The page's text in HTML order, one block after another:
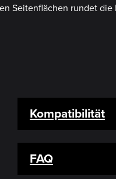
Seitenflächen rundet die
Kompatibilität
FAQ